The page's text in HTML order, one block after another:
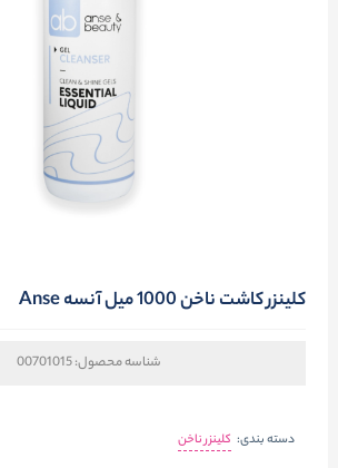
کلینزر کاشت ناخن 1000 میل آنسه Anse
شناسه محصول:00701015
دسته بندی: کلینزر ناخن